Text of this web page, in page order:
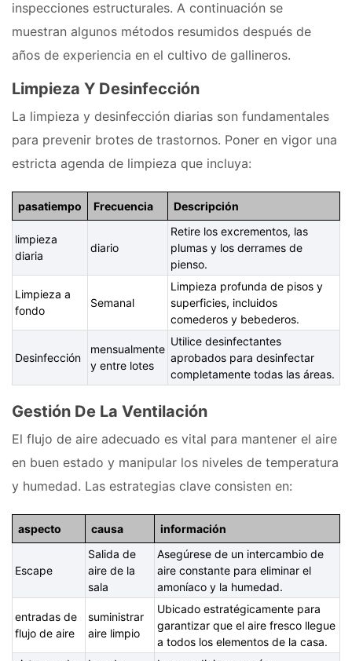
inspecciones estructurales. A continuación se
muestran algunos métodos resumidos después de
años de experiencia en el cultivo de gallineros.
Limpieza Y Desinfección
La limpieza y desinfección diarias son fundamentales
para prevenir brotes de trastornos. Poner en vigor una
estricta agenda de limpieza que incluya:
pasatiempo Frecuencia Descripción
limpieza
diaria
diario
Retire los excrementos, las
plumas y los derrames de
pienso.
Limpieza a
fondo
Semanal
Limpieza profunda de pisos y
superficies, incluidos
comederos y bebederos.
Desinfección
mensualmente
y entre lotes
Utilice desinfectantes
aprobados para desinfectar
completamente todas las áreas.
Gestión De La Ventilación
El flujo de aire adecuado es vital para mantener el aire
en buen estado y manipular los niveles de temperatura
y humedad. Las estrategias clave consisten en:
aspecto causa información
Escape
Salida de
aire de la
sala
Asegúrese de un intercambio de
aire constante para eliminar el
amoníaco y la humedad.
entradas de
flujo de aire
suministrar
aire limpio
Ubicado estratégicamente para
garantizar que el aire fresco llegue
a todos los elementos de la casa.